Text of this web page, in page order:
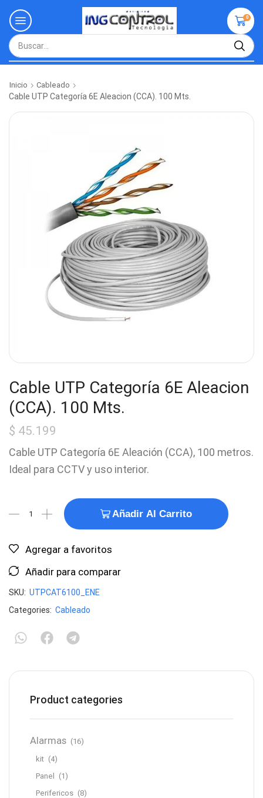
0
Inicio Cableado
Cable UTP Categoría 6E Aleacion (CCA). 100 Mts.
Cable UTP Categoría 6E Aleacion
(CCA). 100 Mts.
$ 45.199
Cable UTP Categoría 6E Aleación (CCA), 100 metros.
Ideal para CCTV y uso interior.
Añadir Al Carrito
Agregar a favoritos
Añadir para comparar
SKU: UTPCAT6100_ENE
Categories: Cableado
Product categories
Alarmas (16)
kit (4)
Panel (1)
Perifericos (8)